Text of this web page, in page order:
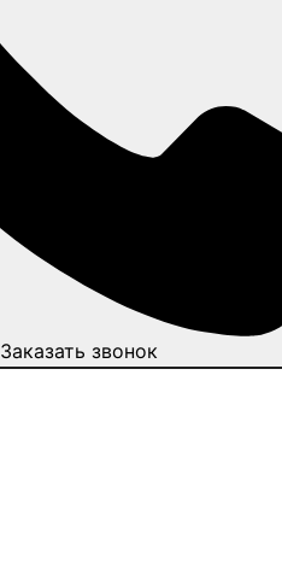
Заказать звонок